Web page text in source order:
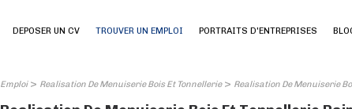
DEPOSER UN CV TROUVER UN EMPLOI PORTRAITS D'ENTREPRISES
Emploi> Realisation De Menuiserie Bois Et Tonnellerie> Realisation De Menuiserie